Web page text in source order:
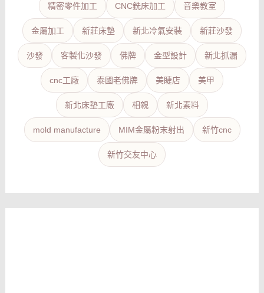
精密零件加工 CNC銑床加工 音樂教室
金屬加工 新莊床墊 新北冷氣安裝 新莊沙發
沙發 客製化沙發 佛牌 金型設計 新北抓漏
cnc工廠 泰國老佛牌 美睫店 美甲
新北床墊工廠 相親 新北素料
mold manufacture MIM金屬粉末射出 新竹cnc
新竹交友中心